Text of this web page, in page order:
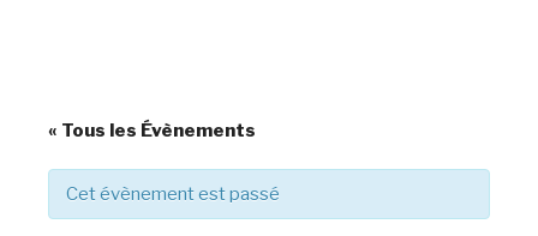
« Tous les Évènements
Cet évènement est passé